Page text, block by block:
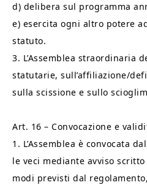
d) delibera sul programma
e) esercita ogni altro potere
statuto.
3. L’Assemblea straordinaria
statutarie, sull’affiliazione/
sulla scissione e sullo
Art. 16 – Convocazione e
1. L’Assemblea è convocata
le veci mediante avviso
modi previsti dal